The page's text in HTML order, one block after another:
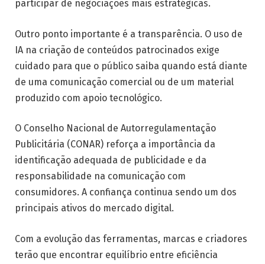
participar de negociações mais estratégicas.
Outro ponto importante é a transparência. O uso de
IA na criação de conteúdos patrocinados exige
cuidado para que o público saiba quando está diante
de uma comunicação comercial ou de um material
produzido com apoio tecnológico.
O Conselho Nacional de Autorregulamentação
Publicitária (CONAR) reforça a importância da
identificação adequada de publicidade e da
responsabilidade na comunicação com
consumidores. A confiança continua sendo um dos
principais ativos do mercado digital.
Com a evolução das ferramentas, marcas e criadores
terão que encontrar equilíbrio entre eficiência